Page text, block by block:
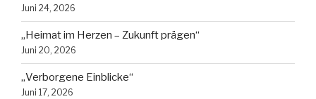
Juni 24, 2026
„Heimat im Herzen – Zukunft prägen“
Juni 20, 2026
„Verborgene Einblicke“
Juni 17, 2026